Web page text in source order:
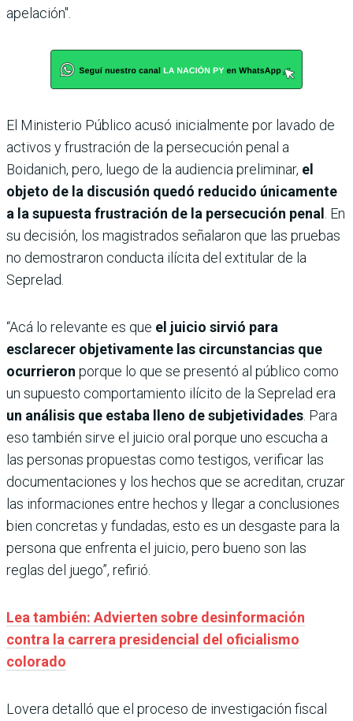
apelación".
El Ministerio Público acusó inicialmente por lavado de
activos y frustración de la persecución penal a
Boidanich, pero, luego de la audiencia preliminar, el
objeto de la discusión quedó reducido únicamente
a la supuesta frustración de la persecución penal
. En
su decisión, los magistrados señalaron que las pruebas
no demostraron conducta ilícita del extitular de la
Seprelad.
“Acá lo relevante es que el juicio sirvió para
esclarecer objetivamente las circunstancias que
ocurrieron porque lo que se presentó al público como
un supuesto comportamiento ilícito de la Seprelad era
un análisis que estaba lleno de subjetividades . Para
eso también sirve el juicio oral porque uno escucha a
las personas propuestas como testigos, verificar las
documentaciones y los hechos que se acreditan, cruzar
las informaciones entre hechos y llegar a conclusiones
bien concretas y fundadas, esto es un desgaste para la
persona que enfrenta el juicio, pero bueno son las
reglas del juego”, refirió.
Lea también: Advierten sobre desinformación
contra la carrera presidencial del oficialismo
colorado
Lovera detalló que el proceso de investigación fiscal